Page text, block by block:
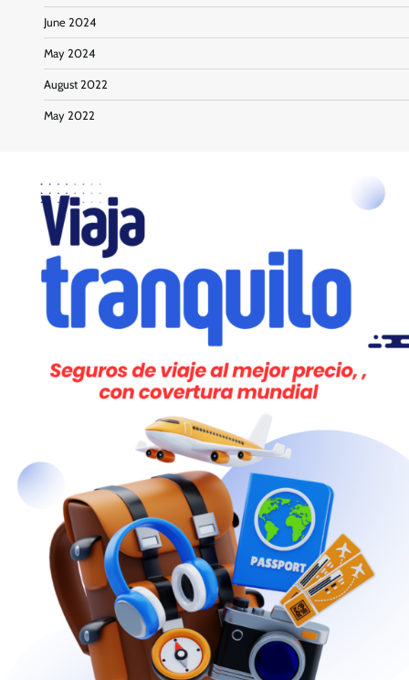
June 2024
May 2024
August 2022
May 2022